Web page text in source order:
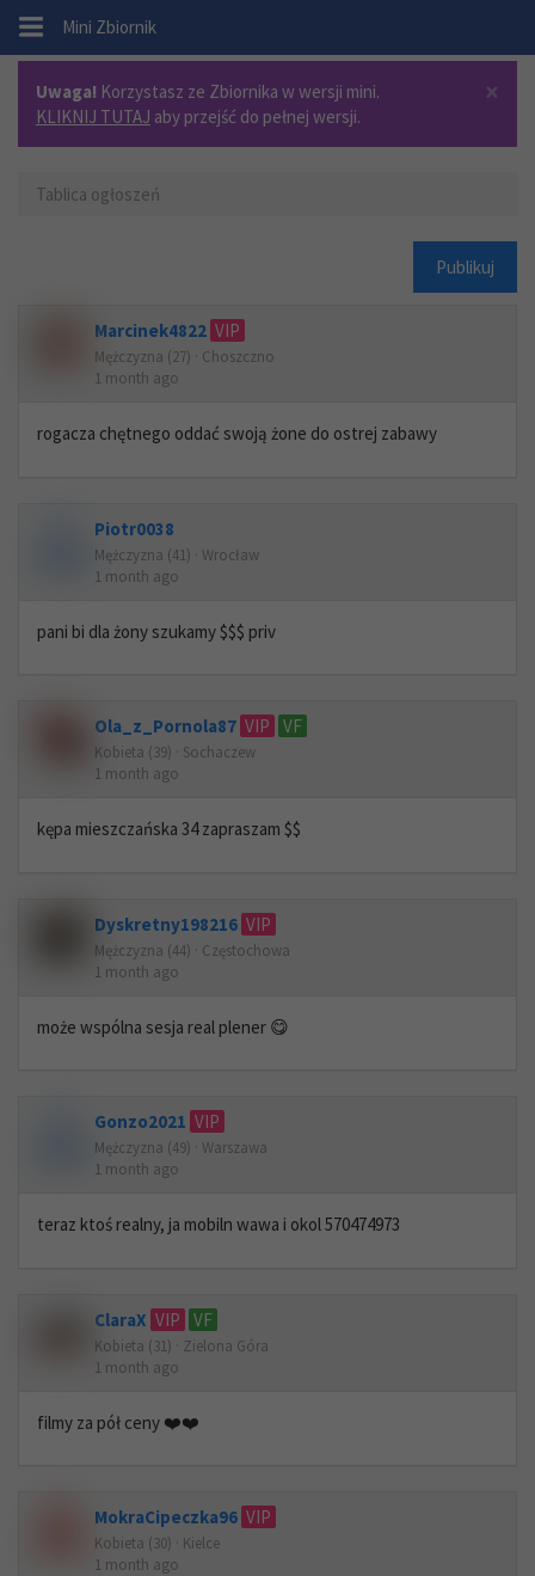
. Mini Zbiornik
×
Uwaga! Korzystasz ze Zbiornika w wersji mini.
KLIKNIJ TUTAJ aby przejść do pełnej wersji.
Tablica ogłoszeń
Publikuj
Marcinek4822 VIP
Mężczyzna (27) · Choszczno
1 month ago
rogacza chętnego oddać swoją żone do ostrej zabawy
Piotr0038
Mężczyzna (41) · Wrocław
1 month ago
pani bi dla żony szukamy $$$ priv
Ola_z_Pornola87 VIP VF
Kobieta (39) · Sochaczew
1 month ago
kępa mieszczańska 34 zapraszam $$
Dyskretny198216 VIP
Mężczyzna (44) · Częstochowa
1 month ago
może wspólna sesja real plener 😋
Gonzo2021 VIP
Mężczyzna (49) · Warszawa
1 month ago
teraz ktoś realny, ja mobiln wawa i okol 570474973
ClaraX VIP VF
Kobieta (31) · Zielona Góra
1 month ago
filmy za pół ceny ❤️❤️
MokraCipeczka96 VIP
Kobieta (30) · Kielce
1 month ago